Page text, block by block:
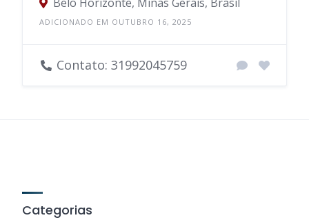
ADICIONADO EM OUTUBRO 16, 2025
Contato: 31992045759
Categorias